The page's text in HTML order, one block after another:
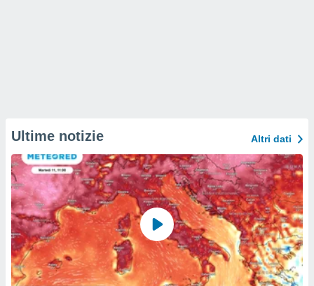
Ultime notizie Altri dati